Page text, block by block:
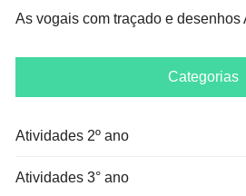
As vogais com traçado e desenhos
Categorias
Atividades 2º ano
Atividades 3° ano